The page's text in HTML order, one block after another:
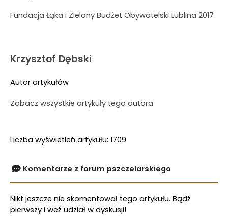
Fundacja Łąka i Zielony Budżet Obywatelski Lublina 2017
Krzysztof Dębski
Autor artykułów
Zobacz wszystkie artykuły tego autora
Liczba wyświetleń artykułu: 1709
Komentarze z forum pszczelarskiego
Nikt jeszcze nie skomentował tego artykułu. Bądź
pierwszy i weź udział w dyskusji!